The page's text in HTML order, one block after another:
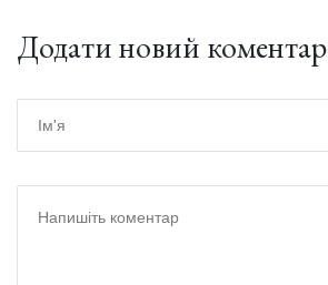
Додати новий коментар